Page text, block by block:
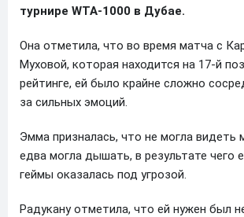
турнире WTA-1000 в Дубае.
Она отметила, что во время матча с
Муховой, которая находится на 17-й
рейтинге, ей было крайне сложно
за сильных эмоций.
Эмма призналась, что не могла видеть
едва могла дышать, в результате чего
геймы оказалась под угрозой.
Радукану отметила, что ей нужен был